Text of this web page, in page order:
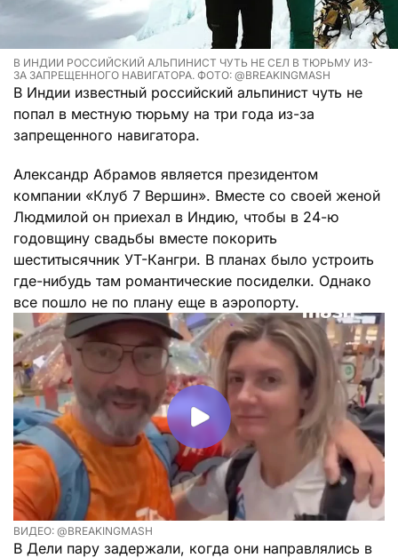
В ИНДИИ РОССИЙСКИЙ АЛЬПИНИСТ ЧУТЬ НЕ СЕЛ В ТЮРЬМУ ИЗ-
ЗА ЗАПРЕЩЕННОГО НАВИГАТОРА. ФОТО: @BREAKINGMASH
В Индии известный российский альпинист чуть не
попал в местную тюрьму на три года из-за
запрещенного навигатора.
Александр Абрамов является президентом
компании «Клуб 7 Вершин». Вместе со своей женой
Людмилой он приехал в Индию, чтобы в 24-ю
годовщину свадьбы вместе покорить
шеститысячник УТ-Кангри. В планах было устроить
где-нибудь там романтические посиделки. Однако
все пошло не по плану еще в аэропорту.
ВИДЕО: @BREAKINGMASH
В Дели пару задержали, когда они направлялись в